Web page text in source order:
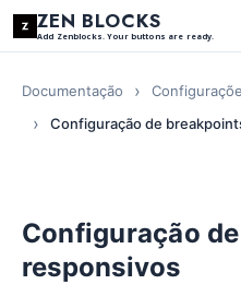
ZEN BLOCKS
Add Zenblocks. Your buttons are ready.
Documentação
Configuração de
Configuração
responsivos